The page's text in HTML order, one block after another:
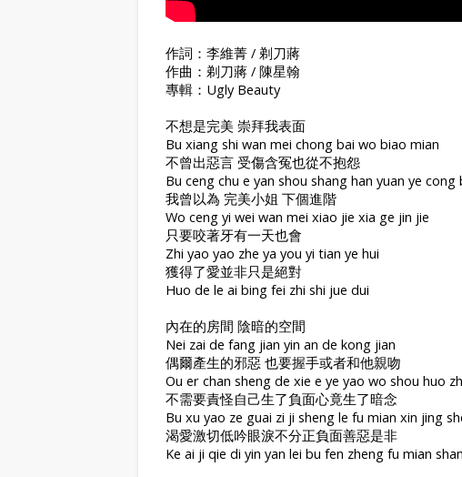
作詞：李維菁 / 剃刀蔣
作曲：剃刀蔣 / 陳星翰
專輯：Ugly Beauty
不想是完美 崇拜我表面
Bu xiang shi wan mei chong bai wo biao mian
不曾出惡言 受傷含冤也從不抱怨
Bu ceng chu e yan shou shang han yuan ye cong
我曾以為 完美小姐 下個進階
Wo ceng yi wei wan mei xiao jie xia ge jin jie
只要咬著牙有一天也會
Zhi yao yao zhe ya you yi tian ye hui
獲得了愛並非只是絕對
Huo de le ai bing fei zhi shi jue dui
內在的房間 陰暗的空間
Nei zai de fang jian yin an de kong jian
偶爾產生的邪惡 也要握手或者和他親吻
Ou er chan sheng de xie e ye yao wo shou huo
不需要責怪自己生了負面心竟生了暗念
Bu xu yao ze guai zi ji sheng le fu mian xin jing
渴愛激切低吟眼淚不分正負面善惡是非
Ke ai ji qie di yin yan lei bu fen zheng fu mian